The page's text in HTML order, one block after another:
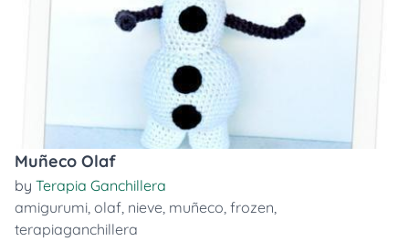
Muñeco Olaf
by Terapia Ganchillera
amigurumi, olaf, nieve, muñeco, frozen,
terapiaganchillera